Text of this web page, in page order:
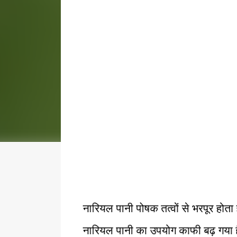
नारियल पानी पोषक तत्वों से भरपूर
नारियल पानी का उपयोग काफी बढ़